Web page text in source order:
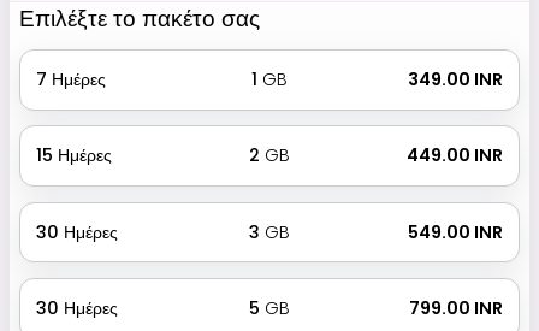
Επιλέξτε το πακέτο σας
7 Ημέρες 1 GB ₹ 349.00 INR
15 Ημέρες 2 GB ₹ 449.00 INR
30 Ημέρες 3 GB ₹ 549.00 INR
30 Ημέρες 5 GB ₹ 799.00 INR